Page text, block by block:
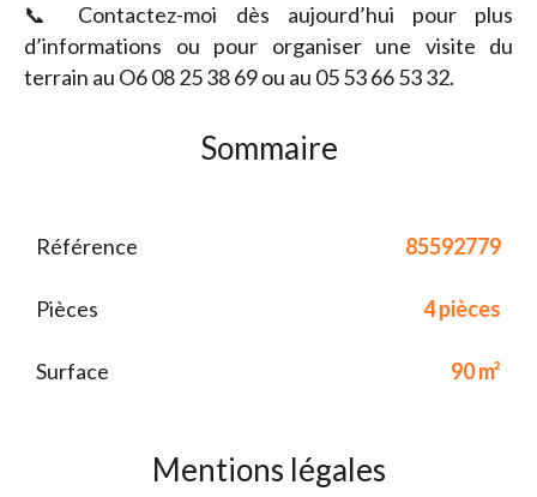
📞 Contactez-moi dès aujourd’hui pour plus
d’informations ou pour organiser une visite du
terrain au O6 08 25 38 69 ou au 05 53 66 53 32.
Sommaire
Référence 85592779
Pièces 4 pièces
Surface 90 m²
Mentions légales